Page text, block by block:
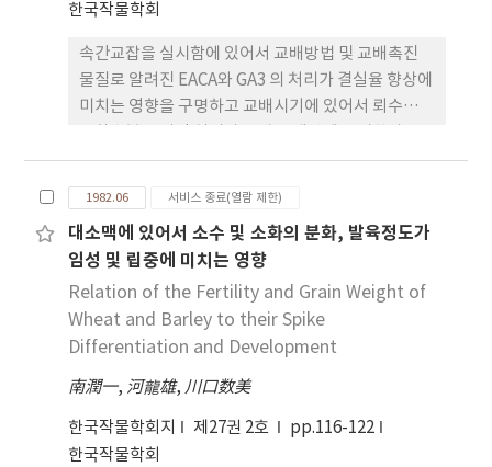
한국작물학회
속간교잡을 실시함에 있어서 교배방법 및 교배촉진
물질로 알려진 EACA와 GA3 의 처리가 결실율 향상에
미치는 영향을 구명하고 교배시기에 있어서 뢰수분과
검토하여 생장조절제인 EACA와 GA3 를 함께 처리한
구와 EACA만을 처리한 구를 두고 생장조절제의 효과
도 아울러 구명코저 시험한 바 그 결과를 요약하면 다
음과 같다. 1. 대맥 소맥 속간교잡을 실시할 때는 노화
수분의 결실율(4.5%)이 뢰수분보다 훨씬 높았다. 그
러나 배형성율은 오히려 뢰수분쪽이 높았다. 2. GA3
처리 효과는 크게 인정되었으나 EACA 단독 효과는 인
정되지 않았다. 3. 대맥 소맥을 속간교잡하여 2개체의
는 생육이 진행될수록 더욱 소맥과 유사하였다. 이밖
에도 시험관내에서 얼마간 자란 9개의 식물체도 얻을
수 있었다.
1982.06 서비스 종료(열람 제한)
대소맥에 있어서 소수 및 소화의 분화, 발육정도가
임성 및 립중에 미치는 영향
Relation of the Fertility and Grain Weight of
Wheat and Barley to their Spike
Differentiation and Development
南潤一, 河龍雄, 川口数美
한국작물학회지 제27권 2호
pp.116-122
한국작물학회